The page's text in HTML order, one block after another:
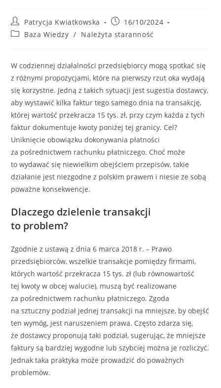
Post
author:
Patrycja Kwiatkowska
Post
published:
16/10/2024
PostBaza Wiedzy / Należyta staranność
W codziennej działalności przedsiębiorcy mogą spotkać się
z różnymi propozycjami, które na pierwszy rzut oka wydają
się korzystne. Jedną z takich sytuacji jest sugestia dostawcy,
aby wystawić kilka faktur tego samego dnia na transakcję,
której wartość przekracza 15 tys. zł, przy czym każda z tych
faktur dokumentuje kwoty poniżej tej granicy. Cel?
Uniknięcie obowiązku dokonywania płatności
za pośrednictwem rachunku płatniczego. Choć może
to wydawać się niewielkim obejściem przepisów, takie
działanie jest niezgodne z polskim prawem i niesie ze sobą
poważne konsekwencje.
Dlaczego dzielenie transakcji
to problem?
Zgodnie z ustawą z dnia 6 marca 2018 r. – Prawo
przedsiębiorców, wszelkie transakcje pomiędzy firmami,
których wartość przekracza 15 tys. zł (lub równowartość
tej kwoty w obcej walucie), muszą być realizowane
za pośrednictwem rachunku płatniczego. Zgoda
na sztuczny podział jednej transakcji na mniejsze, by obejść
ten wymóg, jest naruszeniem prawa. Często zdarza się,
że dostawcy proponują taki podział, sugerując, że mniejsze
faktury są bardziej wygodne lub szybciej można je rozliczyć.
Jednak taka praktyka może prowadzić do poważnych
problemów.